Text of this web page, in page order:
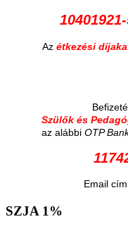
Az étkezési
Szülők és
az alábbi OTP
Email
SZJA 1%